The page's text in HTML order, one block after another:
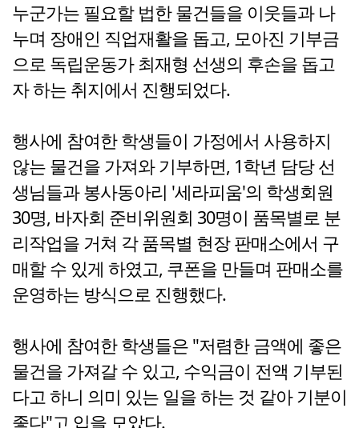
누군가는 필요할 법한 물건들을 이웃들과 나
누며 장애인 직업재활을 돕고, 모아진 기부금
으로 독립운동가 최재형 선생의 후손을 돕고
자 하는 취지에서 진행되었다.
행사에 참여한 학생들이 가정에서 사용하지
않는 물건을 가져와 기부하면, 1학년 담당 선
생님들과 봉사동아리 '세라피움'의 학생회원
30명, 바자회 준비위원회 30명이 품목별로 분
리작업을 거쳐 각 품목별 현장 판매소에서 구
매할 수 있게 하였고, 쿠폰을 만들며 판매소를
운영하는 방식으로 진행했다.
행사에 참여한 학생들은 "저렴한 금액에 좋은
물건을 가져갈 수 있고, 수익금이 전액 기부된
다고 하니 의미 있는 일을 하는 것 같아 기분이
좋다"고 입을 모았다.